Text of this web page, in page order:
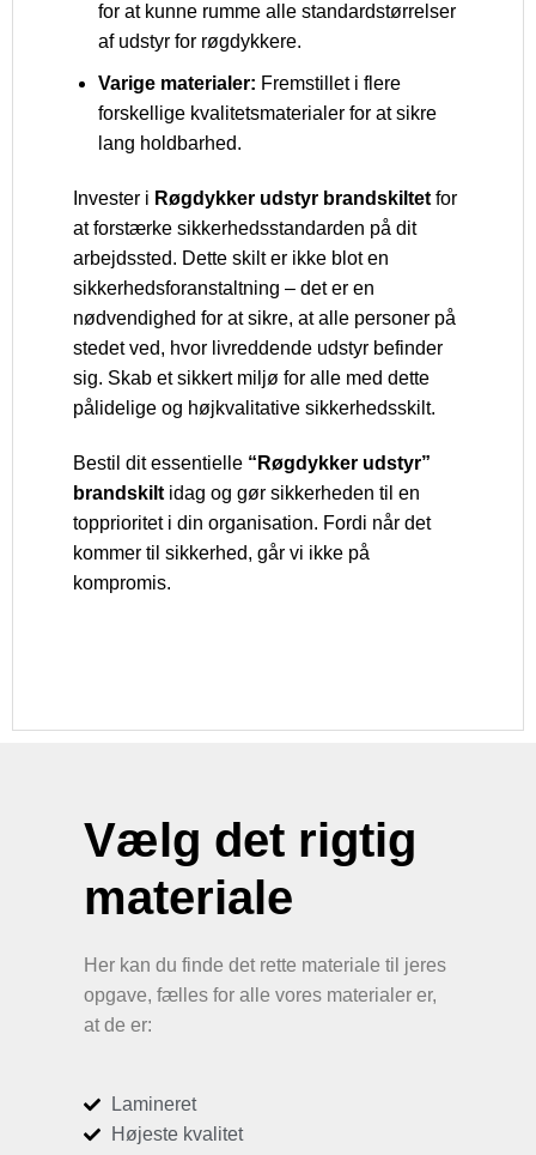
for at kunne rumme alle standardstørrelser
af udstyr for røgdykkere.
Varige materialer: Fremstillet i flere
forskellige kvalitetsmaterialer for at sikre
lang holdbarhed.
Invester i Røgdykker udstyr brandskiltet for
at forstærke sikkerhedsstandarden på dit
arbejdssted. Dette skilt er ikke blot en
sikkerhedsforanstaltning – det er en
nødvendighed for at sikre, at alle personer på
stedet ved, hvor livreddende udstyr befinder
sig. Skab et sikkert miljø for alle med dette
pålidelige og højkvalitative sikkerhedsskilt.
Bestil dit essentielle “Røgdykker udstyr”
brandskilt idag og gør sikkerheden til en
topprioritet i din organisation. Fordi når det
kommer til sikkerhed, går vi ikke på
kompromis.
Vælg det rigtig
materiale
Her kan du finde det rette materiale til jeres
opgave, fælles for alle vores materialer er,
at de er:
Lamineret
Højeste kvalitet